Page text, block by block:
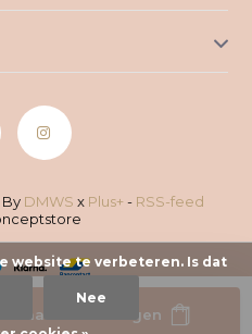
aan winkelwagen
DMWS x Plus+ - RSS-feed
website te verbeteren. Is dat
Nee